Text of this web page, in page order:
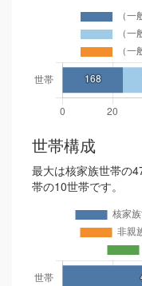
世帯構成
最大は核家族世帯の
帯の10世帯です。